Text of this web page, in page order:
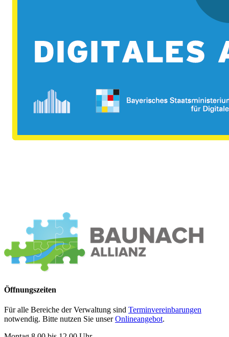
Öffnungszeiten
Für alle Bereiche der Verwaltung sind Terminvereinbarungen
notwendig. Bitte nutzen Sie unserOnlineangebot.